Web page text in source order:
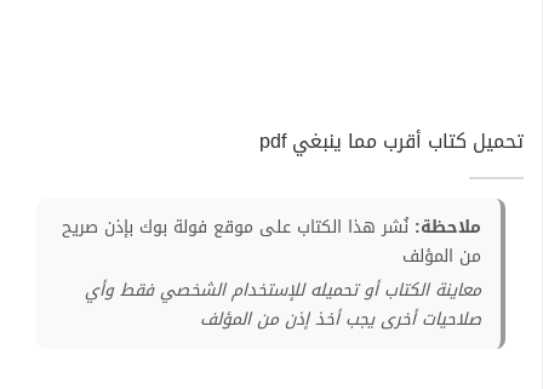
تحميل كتاب أقرب مما ينبغي pdf
ملاحظة: نُشر هذا الكتاب على موقع فولة بوك بإذن صريح
من المؤلف
معاينة الكتاب أو تحميله للإستخدام الشخصي فقط وأي
صلاحيات أخرى يجب أخذ إذن من المؤلف